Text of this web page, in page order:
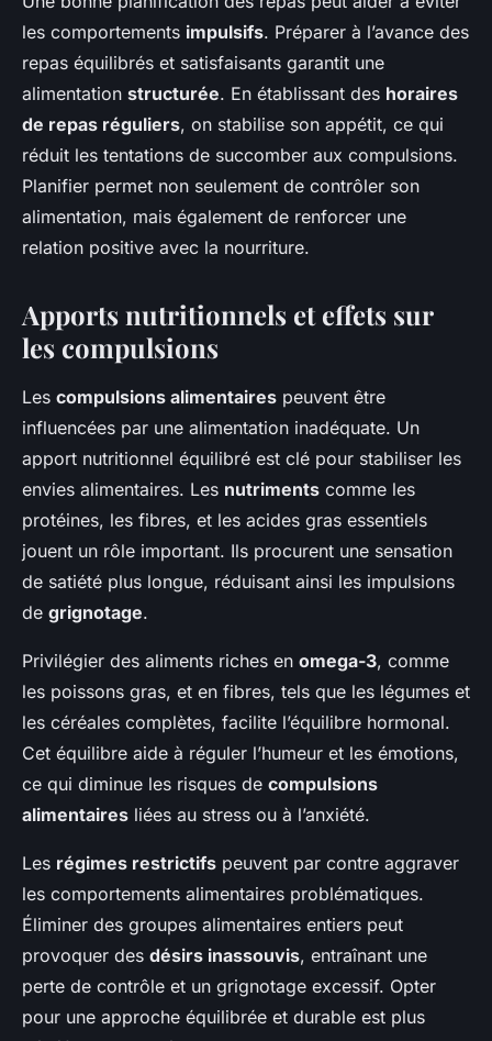
les comportements impulsifs. Préparer à l’avance des
repas équilibrés et satisfaisants garantit une
alimentation structurée. En établissant des horaires
de repas réguliers, on stabilise son appétit, ce qui
réduit les tentations de succomber aux compulsions.
Planifier permet non seulement de contrôler son
alimentation, mais également de renforcer une
relation positive avec la nourriture.
Apports nutritionnels et effets sur
les compulsions
Les compulsions alimentaires peuvent être
influencées par une alimentation inadéquate. Un
apport nutritionnel équilibré est clé pour stabiliser les
envies alimentaires. Les nutriments comme les
protéines, les fibres, et les acides gras essentiels
jouent un rôle important. Ils procurent une sensation
de satiété plus longue, réduisant ainsi les impulsions
de grignotage.
Privilégier des aliments riches en omega-3, comme
les poissons gras, et en fibres, tels que les légumes et
les céréales complètes, facilite l’équilibre hormonal.
Cet équilibre aide à réguler l’humeur et les émotions,
ce qui diminue les risques de compulsions
alimentaires liées au stress ou à l’anxiété.
Les régimes restrictifs peuvent par contre aggraver
les comportements alimentaires problématiques.
Éliminer des groupes alimentaires entiers peut
provoquer des désirs inassouvis, entraînant une
perte de contrôle et un grignotage excessif. Opter
pour une approche équilibrée et durable est plus